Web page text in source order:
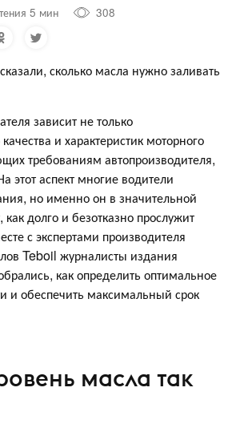
5 мин
308
сколько масла нужно заливать
зависит не только
и характеристик моторного
требованиям автопроизводителя,
этот аспект многие водители
но именно он в значительной
как долго и безотказно прослужит
с экспертами производителя
Teboil журналисты издания
как определить оптимальное
и обеспечить максимальный срок
масла так